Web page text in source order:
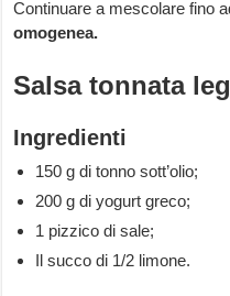
Continuare a mescolare fino
omogenea.
Salsa tonnata
Ingredienti
150 g di tonno sott’olio;
200 g di yogurt greco;
1 pizzico di sale;
Il succo di 1/2 limone.